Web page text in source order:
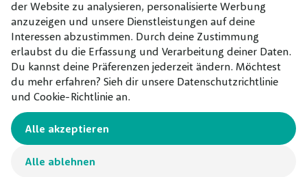
der Website zu analysieren, personalisierte Werbung
anzuzeigen und unsere Dienstleistungen auf deine
Interessen abzustimmen. Durch deine Zustimmung
erlaubst du die Erfassung und Verarbeitung deiner Daten.
Du kannst deine Präferenzen jederzeit ändern. Möchtest
du mehr erfahren? Sieh dir unsere Datenschutzrichtlinie
und Cookie-Richtlinie an.
Alle ablehnen
Alle akzeptieren
Pflanzen.
Den Abstand zwischen Bäumen
bestimmen
Bei Bäumen ist der Abstand zum anderen Baum genauso
aufeinander gepflanzt werden, aber dürfen einander nicht